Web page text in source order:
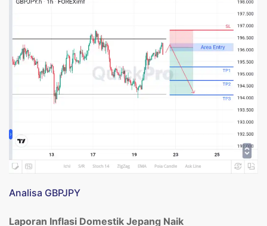
Analisa GBPJPY
Laporan Inflasi Domestik Jepang Naik